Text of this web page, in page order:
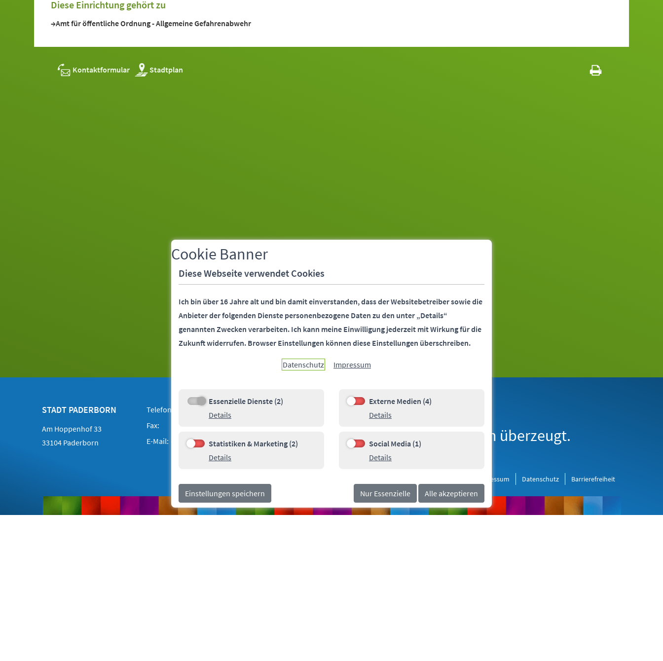
Diese Einrichtung gehört zu
Amt für öffentliche Ordnung - Allgemeine Gefahrenabwehr
Kontaktformular Stadtplan
Footer
Kontakt
STADT PADERBORN
Am Hoppenhof 33
33104 Paderborn
Telefon:
05251 88-0
Fax:
E-Mail:
info@paderborn.de Paderborn überzeugt.
Impressum Datenschutz Barrierefreiheit
Cookie Banner
Diese Webseite verwendet Cookies
Ich bin über 16 Jahre alt und bin damit einverstanden, dass der Websitebetreiber sowie die
Anbieter der folgenden Dienste personenbezogene Daten zu den unter „Details“
genannten Zwecken verarbeiten. Ich kann meine Einwilligung jederzeit mit Wirkung für die
Zukunft widerrufen. Browser Einstellungen können diese Einstellungen überschreiben.
Datenschutz Impressum
Essenzielle Dienste (2)
Essenzielle Dienste (2)
Details
Externe Medien (4)
Externe Medien (4)
Details
Statistiken & Marketing (2)
Statistiken & Marketing (2)
Details
Social Media (1)
Social Media (1)
Details
Einstellungen speichern Nur Essenzielle Alle akzeptieren